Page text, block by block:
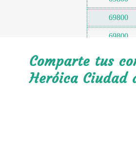
69800
69800
69800
Comparte tus
Heróica Ciudad